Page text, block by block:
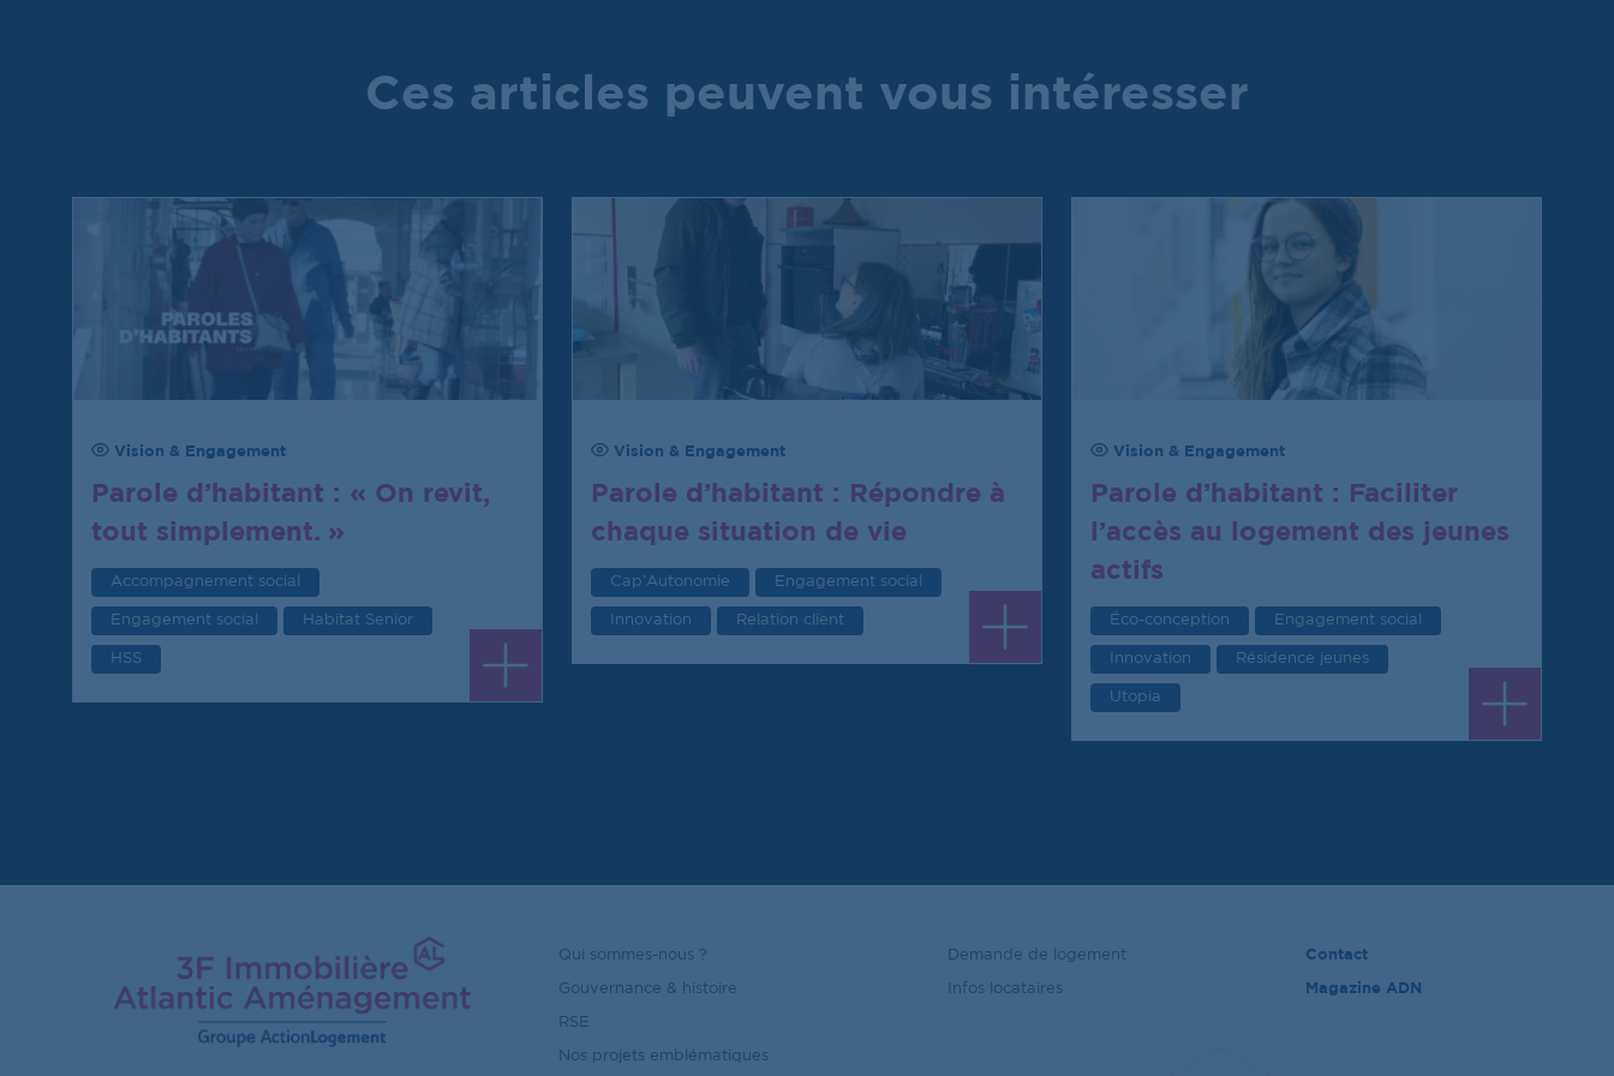
Ces articles peuvent vous intéresser
Vision & Engagement
Parole d’habitant : « On revit,
tout simplement. »
Accompagnement social
Engagement social Habitat Senior
HSS
Vision & Engagement
Parole d’habitant : Répondre à
chaque situation de vie
Cap’Autonomie Engagement social
Innovation Relation client
Vision & Engagement
Parole d’habitant : Faciliter
l’accès au logement des jeunes
actifs
Éco-conception Engagement social
Innovation Résidence jeunes
Utopia
Qui sommes-nous ?
Gouvernance & histoire
RSE
Nos projets emblématiques
Demande de logement
Infos locataires
Contact
Magazine ADN